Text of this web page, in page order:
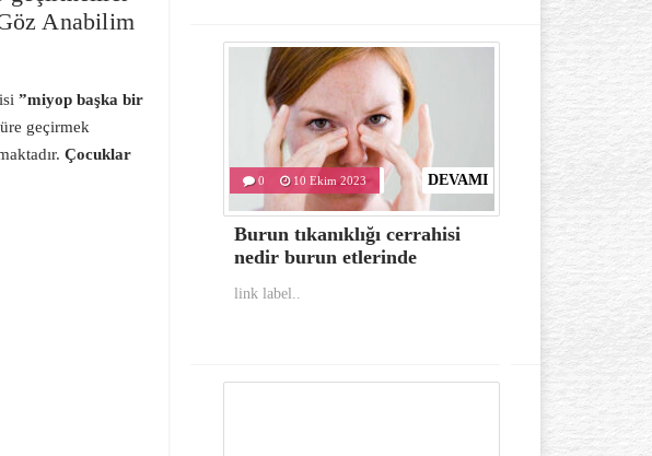
Anabilim
”miyop başka bir
geçirmek
Çocuklar
DEVAMI
0 10 Ekim 2023
Burun tıkanıklığı cerrahisi
nedir burun etlerinde
link label..
0
İlk yardım
link label..